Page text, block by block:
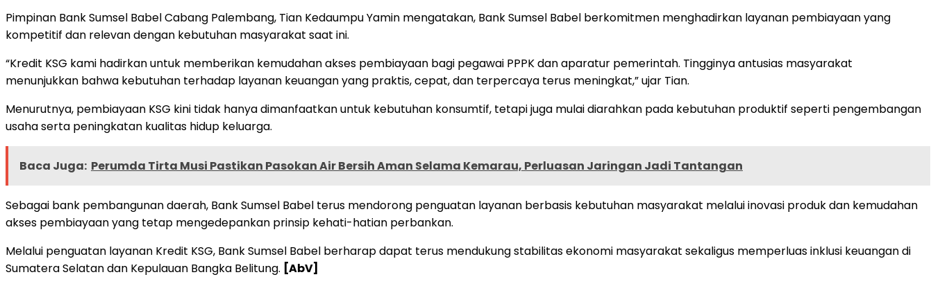
Pimpinan Bank Sumsel Babel Cabang Palembang, Tian Kedaumpu Yamin mengatakan, Bank Sumsel Babel berkomitmen menghadirkan layanan pembiayaan yang
kompetitif dan relevan dengan kebutuhan masyarakat saat ini.
“Kredit KSG kami hadirkan untuk memberikan kemudahan akses pembiayaan bagi pegawai PPPK dan aparatur pemerintah. Tingginya antusias masyarakat
menunjukkan bahwa kebutuhan terhadap layanan keuangan yang praktis, cepat, dan terpercaya terus meningkat,” ujar Tian.
Menurutnya, pembiayaan KSG kini tidak hanya dimanfaatkan untuk kebutuhan konsumtif, tetapi juga mulai diarahkan pada kebutuhan produktif seperti pengembangan
usaha serta peningkatan kualitas hidup keluarga.
Baca Juga: Perumda Tirta Musi Pastikan Pasokan Air Bersih Aman Selama Kemarau, Perluasan Jaringan Jadi Tantangan
Sebagai bank pembangunan daerah, Bank Sumsel Babel terus mendorong penguatan layanan berbasis kebutuhan masyarakat melalui inovasi produk dan kemudahan
akses pembiayaan yang tetap mengedepankan prinsip kehati-hatian perbankan.
Melalui penguatan layanan Kredit KSG, Bank Sumsel Babel berharap dapat terus mendukung stabilitas ekonomi masyarakat sekaligus memperluas inklusi keuangan di
Sumatera Selatan dan Kepulauan Bangka Belitung. [AbV]